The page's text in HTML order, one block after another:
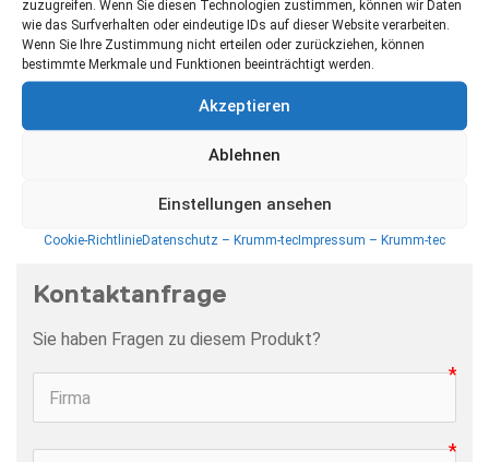
zuzugreifen. Wenn Sie diesen Technologien zustimmen, können wir Daten
wie das Surfverhalten oder eindeutige IDs auf dieser Website verarbeiten.
Wenn Sie Ihre Zustimmung nicht erteilen oder zurückziehen, können
bestimmte Merkmale und Funktionen beeinträchtigt werden.
Akzeptieren
Ablehnen
Einstellungen ansehen
Cookie-RichtlinieDatenschutz – Krumm-tecImpressum – Krumm-tec
Fortluftanschluss mit Strömungssensorik
Werkstückaufnahme für SLA-Palettensysteme mit
unterfahrbarer Beschickung
Explosionsgeschützt
Kontaktanfrage
Sie haben Fragen zu diesem Produkt?